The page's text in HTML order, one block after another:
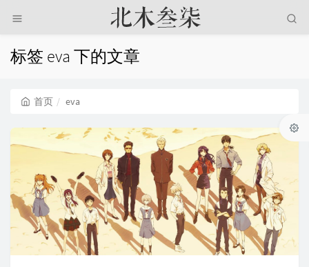
标签 eva 下的文章
首页 eva